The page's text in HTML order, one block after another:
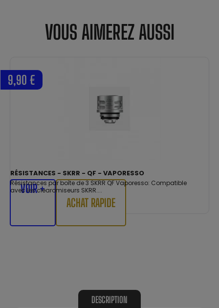
VOUS AIMEREZ AUSSI
RÉSISTANCES - SKRR - QF - VAPORESSO
Résistances par boîte de 3 SKRR QF Vaporesso: Compatible
avec les clearomiseurs SKRR....
9,90 €
VOIR +
ACHAT RAPIDE
DESCRIPTION